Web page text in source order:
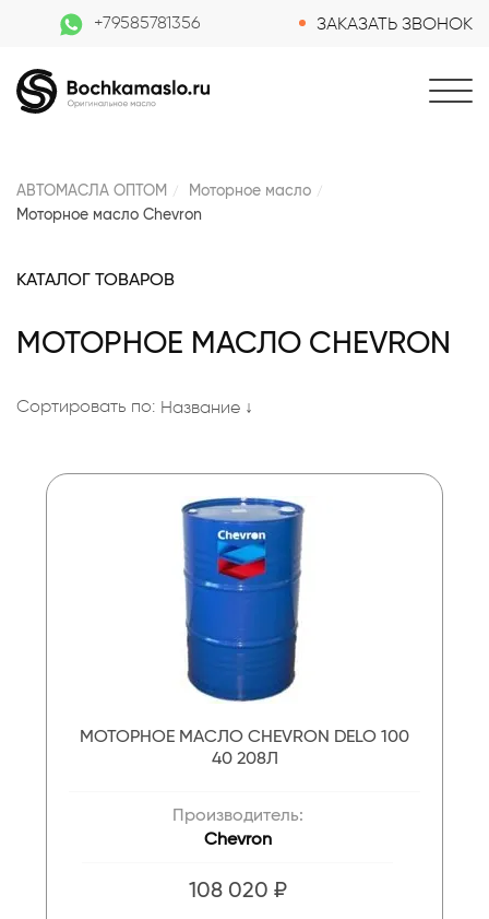
+79585781356 ЗАКАЗАТЬ ЗВОНОК
АВТОМАСЛА ОПТОМ
Моторное масло
Моторное масло Chevron
КАТАЛОГ ТОВАРОВ
МОТОРНОЕ МАСЛО CHEVRON
Сортировать по: Название ↓
МОТОРНОЕ МАСЛО CHEVRON DELO 100
40 208Л
Производитель:
Chevron
108 020 ₽